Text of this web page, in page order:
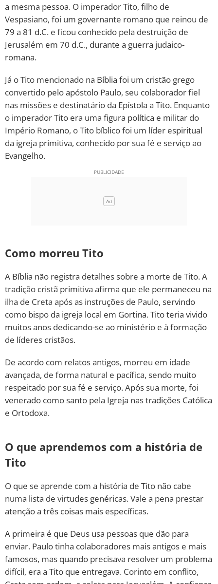
a mesma pessoa. O imperador Tito, filho de
Vespasiano, foi um governante romano que reinou de
79 a 81 d.C. e ficou conhecido pela destruição de
Jerusalém em 70 d.C., durante a guerra judaico-
romana.
Já o Tito mencionado na Bíblia foi um cristão grego
convertido pelo apóstolo Paulo, seu colaborador fiel
nas missões e destinatário da Epístola a Tito. Enquanto
o imperador Tito era uma figura política e militar do
Império Romano, o Tito bíblico foi um líder espiritual
da igreja primitiva, conhecido por sua fé e serviço ao
Evangelho.
Como morreu Tito
A Bíblia não registra detalhes sobre a morte de Tito. A
tradição cristã primitiva afirma que ele permaneceu na
ilha de Creta após as instruções de Paulo, servindo
como bispo da igreja local em Gortina. Tito teria vivido
muitos anos dedicando-se ao ministério e à formação
de líderes cristãos.
De acordo com relatos antigos, morreu em idade
avançada, de forma natural e pacífica, sendo muito
respeitado por sua fé e serviço. Após sua morte, foi
venerado como santo pela Igreja nas tradições Católica
e Ortodoxa.
O que aprendemos com a história de
Tito
O que se aprende com a história de Tito não cabe
numa lista de virtudes genéricas. Vale a pena prestar
atenção a três coisas mais específicas.
A primeira é que Deus usa pessoas que dão para
enviar. Paulo tinha colaboradores mais antigos e mais
famosos, mas quando precisava resolver um problema
difícil, era a Tito que entregava. Corinto em conflito,